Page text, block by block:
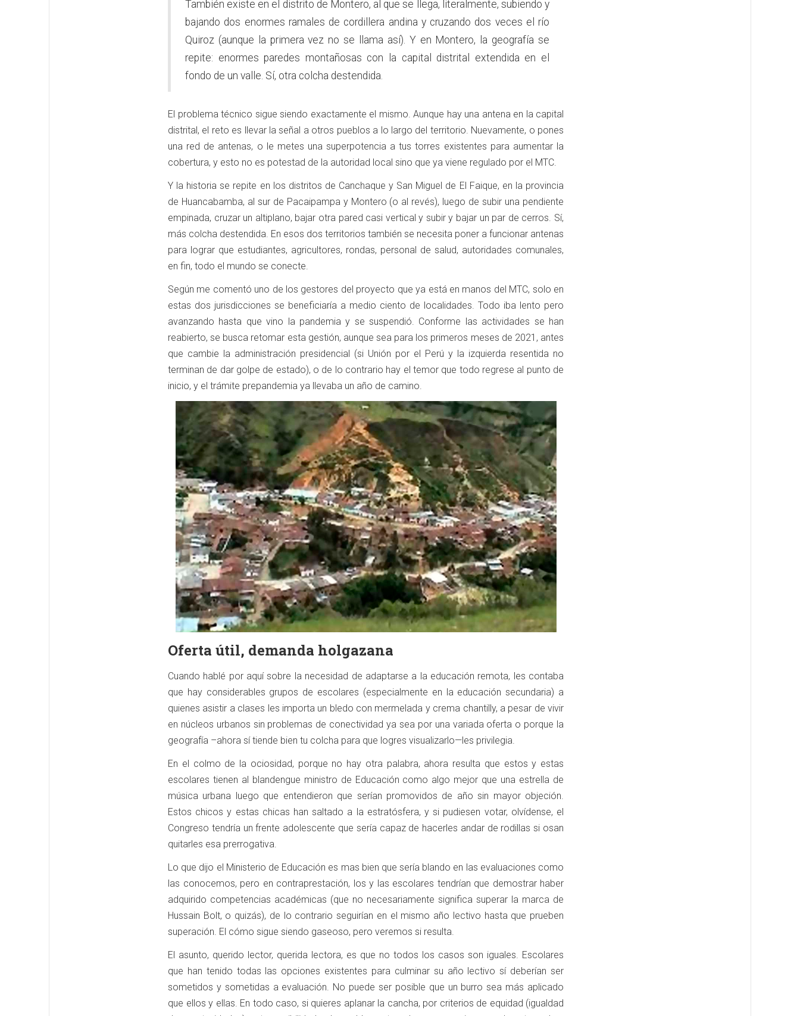
También existe en el distrito de Montero, al que se llega, literalmente, subiendo y
bajando dos enormes ramales de cordillera andina y cruzando dos veces el río
Quiroz (aunque la primera vez no se llama así). Y en Montero, la geografía se
repite: enormes paredes montañosas con la capital distrital extendida en el
fondo de un valle. Sí, otra colcha destendida.
El problema técnico sigue siendo exactamente el mismo. Aunque hay una antena en la capital
distrital, el reto es llevar la señal a otros pueblos a lo largo del territorio. Nuevamente, o pones
una red de antenas, o le metes una superpotencia a tus torres existentes para aumentar la
cobertura, y esto no es potestad de la autoridad local sino que ya viene regulado por el MTC.
Y la historia se repite en los distritos de Canchaque y San Miguel de El Faique, en la provincia
de Huancabamba, al sur de Pacaipampa y Montero (o al revés), luego de subir una pendiente
empinada, cruzar un altiplano, bajar otra pared casi vertical y subir y bajar un par de cerros. Sí,
más colcha destendida. En esos dos territorios también se necesita poner a funcionar antenas
para lograr que estudiantes, agricultores, rondas, personal de salud, autoridades comunales,
en fin, todo el mundo se conecte.
Según me comentó uno de los gestores del proyecto que ya está en manos del MTC, solo en
estas dos jurisdicciones se beneficiaría a medio ciento de localidades. Todo iba lento pero
avanzando hasta que vino la pandemia y se suspendió. Conforme las actividades se han
reabierto, se busca retomar esta gestión, aunque sea para los primeros meses de 2021, antes
que cambie la administración presidencial (si Unión por el Perú y la izquierda resentida no
terminan de dar golpe de estado), o de lo contrario hay el temor que todo regrese al punto de
inicio, y el trámite prepandemia ya llevaba un año de camino.
Oferta útil, demanda holgazana
Cuando hablé por aquí sobre la necesidad de adaptarse a la educación remota, les contaba
que hay considerables grupos de escolares (especialmente en la educación secundaria) a
quienes asistir a clases les importa un bledo con mermelada y crema chantilly, a pesar de vivir
en núcleos urbanos sin problemas de conectividad ya sea por una variada oferta o porque la
geografía –ahora sí tiende bien tu colcha para que logres visualizarlo—les privilegia.
En el colmo de la ociosidad, porque no hay otra palabra, ahora resulta que estos y estas
escolares tienen al blandengue ministro de Educación como algo mejor que una estrella de
música urbana luego que entendieron que serían promovidos de año sin mayor objeción.
Estos chicos y estas chicas han saltado a la estratósfera, y si pudiesen votar, olvídense, el
Congreso tendría un frente adolescente que sería capaz de hacerles andar de rodillas si osan
quitarles esa prerrogativa.
Lo que dijo el Ministerio de Educación es mas bien que sería blando en las evaluaciones como
las conocemos, pero en contraprestación, los y las escolares tendrían que demostrar haber
adquirido competencias académicas (que no necesariamente significa superar la marca de
Hussain Bolt, o quizás), de lo contrario seguirían en el mismo año lectivo hasta que prueben
superación. El cómo sigue siendo gaseoso, pero veremos si resulta.
El asunto, querido lector, querida lectora, es que no todos los casos son iguales. Escolares
que han tenido todas las opciones existentes para culminar su año lectivo sí deberían ser
sometidos y sometidas a evaluación. No puede ser posible que un burro sea más aplicado
que ellos y ellas. En todo caso, si quieres aplanar la cancha, por criterios de equidad (igualdad